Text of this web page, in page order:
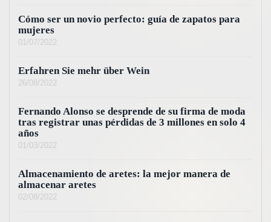
Cómo ser un novio perfecto: guía de zapatos para
mujeres
01/07/2022
Erfahren Sie mehr über Wein
26/08/2022
Fernando Alonso se desprende de su firma de moda
tras registrar unas pérdidas de 3 millones en solo 4
años
01/03/2022
Almacenamiento de aretes: la mejor manera de
almacenar aretes
02/08/2022